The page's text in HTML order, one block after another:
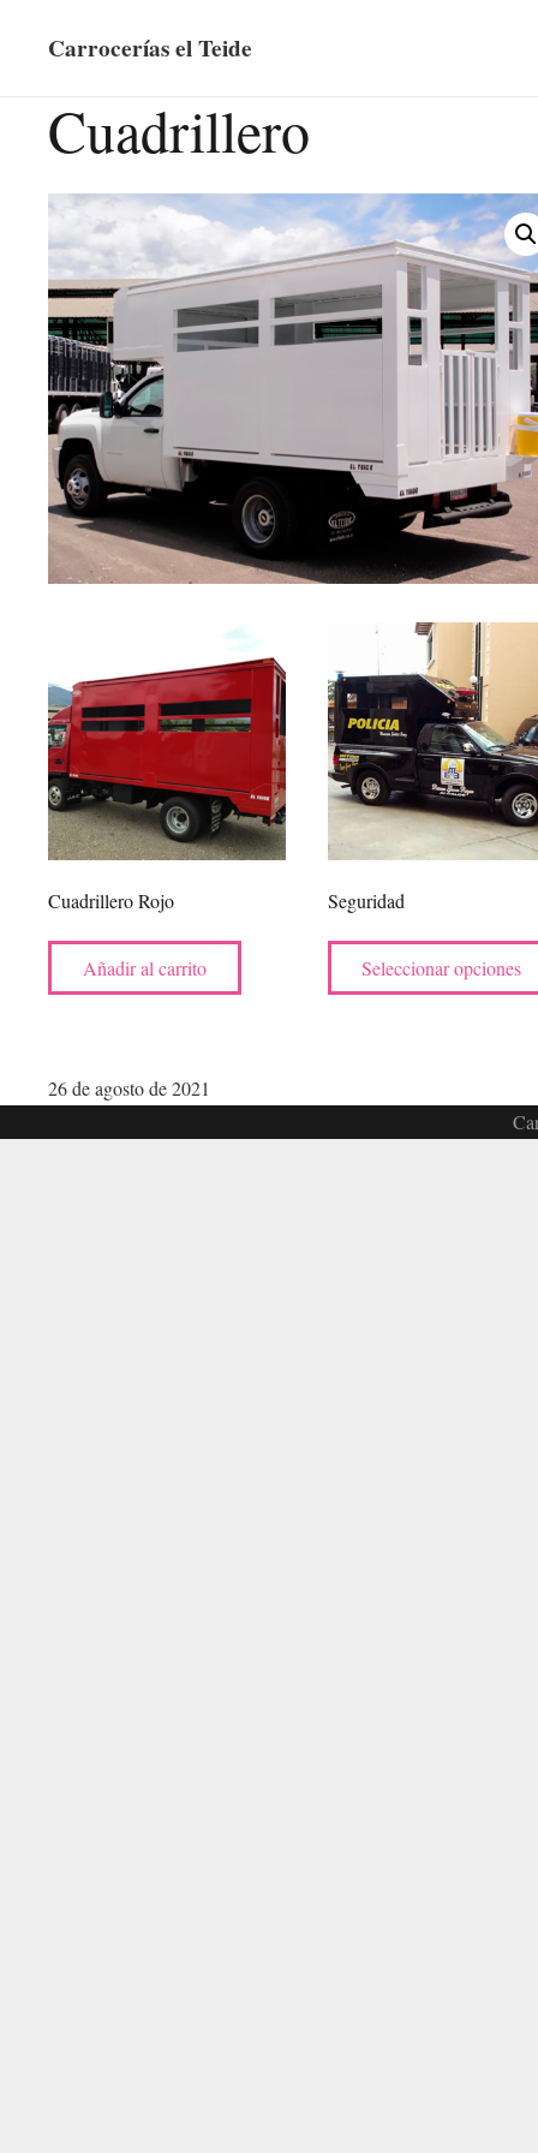
Carrocerías el Teide
Cuadrillero
Cuadrillero Rojo
Añadir al carrito
Seguridad
Seleccionar opciones
26 de agosto de 2021